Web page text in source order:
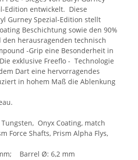
Edition entwickelt. Diese
Gurney Spezial-Edition stellt
Beschichtung sowie den 90%
herausragenden technisch
-Grip eine Besonderheit in
exklusive Freeflo - Technologie
Dart eine hervorragendes
in hohem Maß die Ablenkung
Tungsten, Onyx Coating, match
Force Shafts, Prism Alpha Flys,
Barrel Ø: 6,2 mm